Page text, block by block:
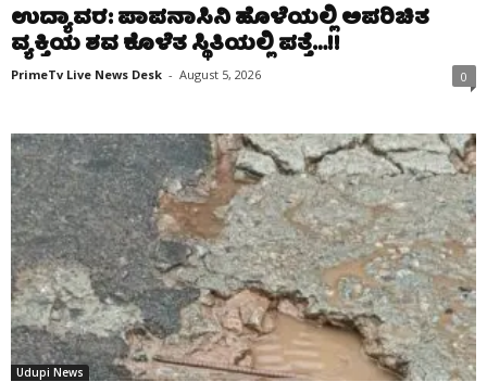
ಉದ್ಯಾವರ: ಪಾಪನಾಸಿನಿ ಹೊಳೆಯಲ್ಲಿ ಅಪರಿಚಿತ
ವ್ಯಕ್ತಿಯ ಶವ ಕೊಳೆತ ಸ್ಥಿತಿಯಲ್ಲಿ ಪತ್ತೆ…!!
PrimeTv Live News Desk - August 5, 2026 0
Udupi News